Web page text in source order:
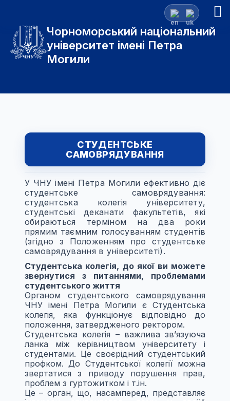
Чорноморський національний
університет імені Петра
Могили
СТУДЕНТСЬКЕ
САМОВРЯДУВАННЯ
У ЧНУ імені Петра Могили ефективно діє
студентське самоврядування:
студентська колегія університету,
студентські деканати факультетів, які
обираються терміном на два роки
прямим таємним голосуванням студентів
(згідно з Положенням про студентське
самоврядування в університеті).
Студентська колегія, до якої ви можете
звернутися з питаннями, проблемами
студентського життя
Органом студентського самоврядування
ЧНУ імені Петра Могили є Студентська
колегія, яка функціонує відповідно до
положення, затвердженого ректором.
Студентська колегія – важлива зв’язуюча
ланка між керівництвом університету і
студентами. Це своєрідний студентський
профком. До Студентської колегії можна
звертатися з приводу порушення прав,
проблем з гуртожитком і т.ін.
Це – орган, що, насамперед, представляє